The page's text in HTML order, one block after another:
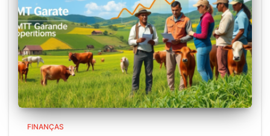
FINANÇAS